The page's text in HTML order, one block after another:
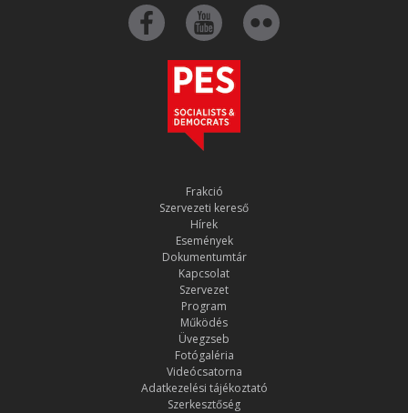
Frakció
Szervezeti kereső
Hírek
Események
Dokumentumtár
Kapcsolat
Szervezet
Program
Működés
Üvegzseb
Fotógaléria
Videócsatorna
Adatkezelési tájékoztató
Szerkesztőség